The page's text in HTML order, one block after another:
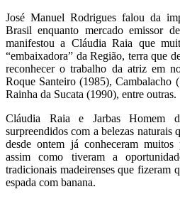
José Manuel Rodrigues falou da
Brasil enquanto mercado emissor
manifestou a Cláudia Raia que
“embaixadora” da Região, terra que
reconhecer o trabalho da atriz em
Roque Santeiro (1985), Cambalacho
Rainha da Sucata (1990), entre outras.
Cláudia Raia e Jarbas Homem
surpreendidos com a belezas naturais
desde ontem já conheceram
assim como tiveram a
tradicionais madeirenses que fizeram
espada com banana.